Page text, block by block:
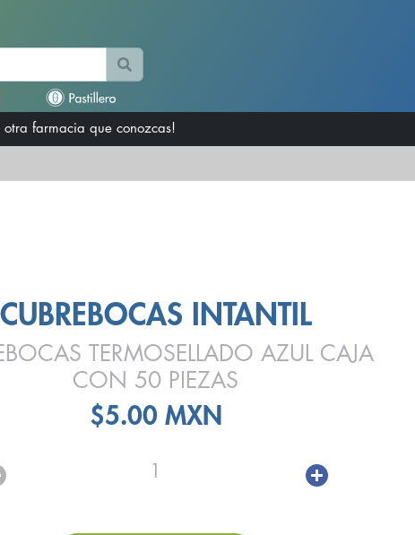
otra farmacia que conozcas!
CUBREBOCAS INTANTIL
TERMOSELLADO AZUL CAJA
CON 50 PIEZAS
$5.00 MXN
1